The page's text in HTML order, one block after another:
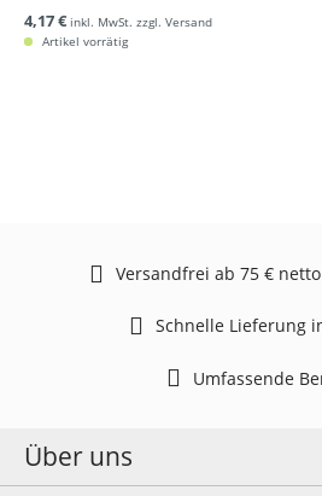
4,17 € inkl. MwSt. zzgl. Versand
Artikel vorrätig
Versandfrei ab 75 €
Schnelle Lieferung
Umfassende
Über uns